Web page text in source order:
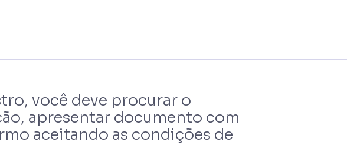
você deve procurar o
apresentar documento com
aceitando as condições de